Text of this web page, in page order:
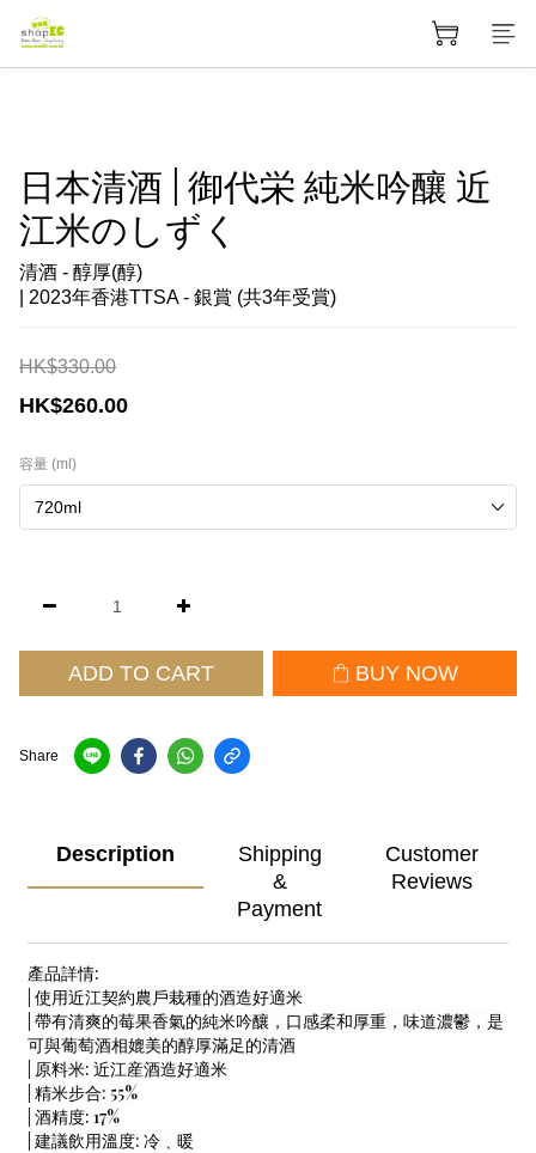
日本清酒 | 御代栄 純米吟釀 近
江米のしずく
清酒 - 醇厚(醇)
| 2023年香港TTSA - 銀賞 (共3年受賞)
HK$330.00
HK$260.00
容量 (ml)
ADD TO CART BUY NOW
Share
Description
Shipping
&
Payment
Customer
Reviews
產品詳情:
| 使用近江契約農戶栽種的酒造好適米
| 帶有清爽的莓果香氣的純米吟釀，口感柔和厚重，味道濃鬱，是
可與葡萄酒相媲美的醇厚滿足的清酒
| 原料米: 近江産酒造好適米
| 精米步合: 55%
| 酒精度: 17%
| 建議飲用溫度: 冷﹑暖